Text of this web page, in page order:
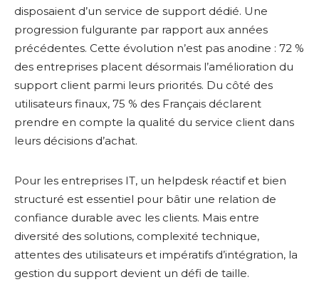
disposaient d’un service de support dédié. Une
progression fulgurante par rapport aux années
précédentes. Cette évolution n’est pas anodine : 72 %
des entreprises placent désormais l’amélioration du
support client parmi leurs priorités. Du côté des
utilisateurs finaux, 75 % des Français déclarent
prendre en compte la qualité du service client dans
leurs décisions d’achat.
Pour les entreprises IT, un helpdesk réactif et bien
structuré est essentiel pour bâtir une relation de
confiance durable avec les clients. Mais entre
diversité des solutions, complexité technique,
attentes des utilisateurs et impératifs d’intégration, la
gestion du support devient un défi de taille.